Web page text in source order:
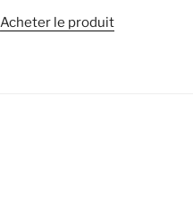
Acheter le produit